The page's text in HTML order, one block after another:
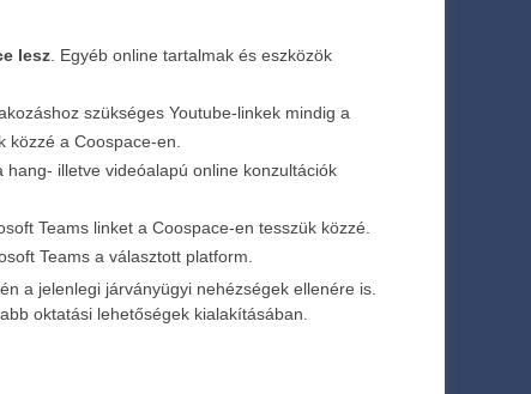
lesz. Egyéb online tartalmak és eszközök
szükséges Youtube-linkek mindig a
a Coospace-en.
illetve videóalapú online konzultációk
Teams linket a Coospace-en tesszük közzé.
Teams a választott platform.
a jelenlegi járványügyi nehézségek ellenére is.
oktatási lehetőségek kialakításában.